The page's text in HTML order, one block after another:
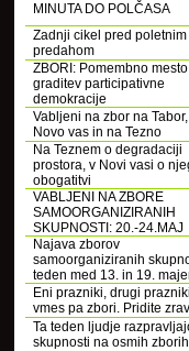
MINUTA DO POLČASA
Zadnji cikel pred poletnim
predahom
ZBORI: Pomembno
graditev participativne
demokracije
Vabljeni na zbor na
Novo vas in na Tezno
Na Teznem o degradaciji
prostora, v Novi vasi o
obogatitvi
VABLJENI NA ZBORE
SAMOORGANIZIRANIH
SKUPNOSTI: 20.-24.MAJ
Najava zborov
samoorganiziranih
teden med 13. in 19.
Eni prazniki, drugi
vmes pa zbori. Pridite
Ta teden ljudje
skupnosti na osmih zborih